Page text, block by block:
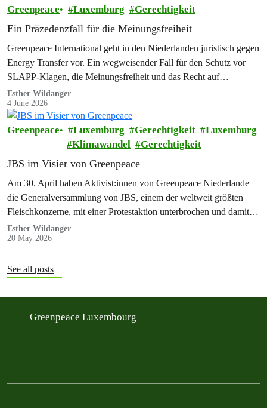
Greenpeace Luxemburg Gerechtigkeit
Ein Präzedenzfall für die Meinungsfreiheit
Greenpeace International geht in den Niederlanden juristisch gegen
Energy Transfer vor. Ein wegweisender Fall für den Schutz vor
SLAPP-Klagen, die Meinungsfreiheit und das Recht auf
Information.
Esther Wildanger
4 June 2026
Greenpeace Luxemburg Gerechtigkeit
Luxemburg
Klimawandel
Gerechtigkeit
JBS im Visier von Greenpeace
Am 30. April haben Aktivist:innen von Greenpeace Niederlande
die Generalversammlung von JBS, einem der weltweit größten
Fleischkonzerne, mit einer Protestaktion unterbrochen und damit
für ihre Annullierung gesorgt. Parallel dazu…
Esther Wildanger
20 May 2026
See all posts
Greenpeace Luxembourg